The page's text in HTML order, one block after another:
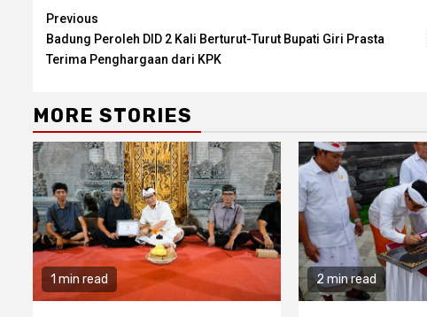
Continue
Reading
Previous
Badung Peroleh DID 2 Kali Berturut-Turut Bupati Giri Prasta
Terima Penghargaan dari KPK
MORE STORIES
1 min read 2 min read